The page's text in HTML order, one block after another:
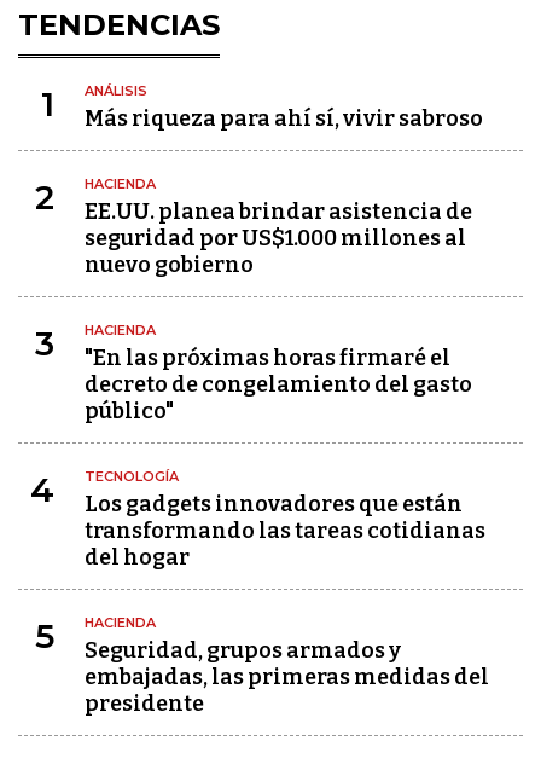
TENDENCIAS
1 ANÁLISIS
Más riqueza para ahí sí, vivir sabroso
2 HACIENDA
EE.UU. planea brindar asistencia de
seguridad por US$1.000 millones al
nuevo gobierno
3 HACIENDA
"En las próximas horas firmaré el
decreto de congelamiento del gasto
público"
4 TECNOLOGÍA
Los gadgets innovadores que están
transformando las tareas cotidianas
del hogar
5 HACIENDA
Seguridad, grupos armados y
embajadas, las primeras medidas del
presidente